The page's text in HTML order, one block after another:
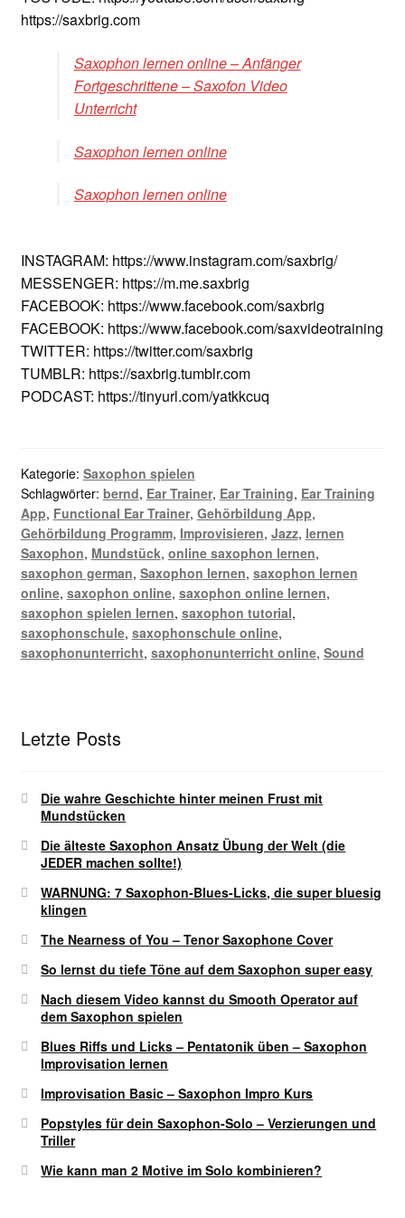
https://saxbrig.com
Saxophon lernen online – Anfänger
Fortgeschrittene – Saxofon Video
Unterricht
Saxophon lernen online
Saxophon lernen online
INSTAGRAM: https://www.instagram.com/saxbrig/
MESSENGER: https://m.me.saxbrig
FACEBOOK: https://www.facebook.com/saxbrig
FACEBOOK: https://www.facebook.com/saxvideotraining
TWITTER: https://twitter.com/saxbrig
TUMBLR: https://saxbrig.tumblr.com
PODCAST: https://tinyurl.com/yatkkcuq
Kategorie: Saxophon spielen
Schlagwörter: bernd, Ear Trainer, Ear Training, Ear Training
App, Functional Ear Trainer, Gehörbildung App,
Gehörbildung Programm, Improvisieren, Jazz, lernen
Saxophon, Mundstück, online saxophon lernen,
saxophon german, Saxophon lernen, saxophon lernen
online, saxophon online, saxophon online lernen,
saxophon spielen lernen, saxophon tutorial,
saxophonschule, saxophonschule online,
saxophonunterricht, saxophonunterricht online, Sound
Letzte Posts
Die wahre Geschichte hinter meinen Frust mit
Mundstücken
Die älteste Saxophon Ansatz Übung der Welt (die
JEDER machen sollte!)
WARNUNG: 7 Saxophon-Blues-Licks, die super bluesig
klingen
The Nearness of You – Tenor Saxophone Cover
So lernst du tiefe Töne auf dem Saxophon super easy
Nach diesem Video kannst du Smooth Operator auf
dem Saxophon spielen
Blues Riffs und Licks – Pentatonik üben – Saxophon
Improvisation lernen
Improvisation Basic – Saxophon Impro Kurs
Popstyles für dein Saxophon-Solo – Verzierungen und
Triller
Wie kann man 2 Motive im Solo kombinieren?